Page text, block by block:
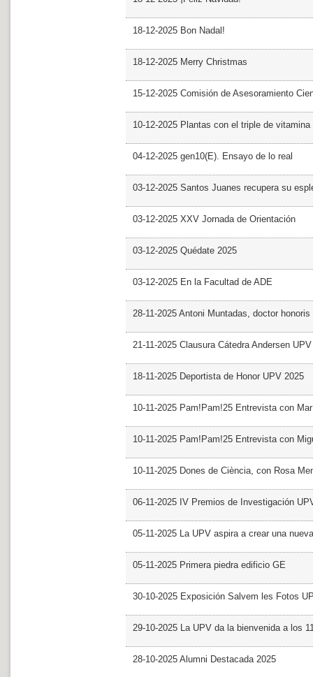
18-12-2025 Bon Nadal!
18-12-2025 Merry Christmas
15-12-2025 Comisión de Asesoramiento
10-12-2025 Plantas con el triple de vitamina
04-12-2025 gen10(E). Ensayo de lo real
03-12-2025 Santos Juanes recupera su
03-12-2025 XXV Jornada de Orientación
03-12-2025 Quédate 2025
03-12-2025 En la Facultad de ADE
28-11-2025 Antoni Muntadas, doctor
21-11-2025 Clausura Cátedra Andersen UPV
18-11-2025 Deportista de Honor UPV 2025
10-11-2025 Pam!Pam!25 Entrevista con
10-11-2025 Pam!Pam!25 Entrevista con
10-11-2025 Dones de Ciència, con Rosa
06-11-2025 IV Premios de Investigación
05-11-2025 La UPV aspira a crear una
05-11-2025 Primera piedra edificio GE
30-10-2025 Exposición Salvem les Fotos
29-10-2025 La UPV da la bienvenida a los
28-10-2025 Alumni Destacada 2025